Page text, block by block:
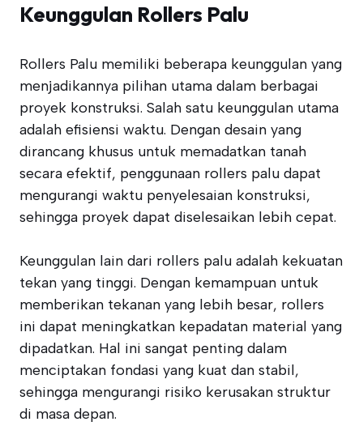
Keunggulan Rollers Palu
Rollers Palu memiliki beberapa keunggulan yang
menjadikannya pilihan utama dalam berbagai
proyek konstruksi. Salah satu keunggulan utama
adalah efisiensi waktu. Dengan desain yang
dirancang khusus untuk memadatkan tanah
secara efektif, penggunaan rollers palu dapat
mengurangi waktu penyelesaian konstruksi,
sehingga proyek dapat diselesaikan lebih cepat.
Keunggulan lain dari rollers palu adalah kekuatan
tekan yang tinggi. Dengan kemampuan untuk
memberikan tekanan yang lebih besar, rollers
ini dapat meningkatkan kepadatan material yang
dipadatkan. Hal ini sangat penting dalam
menciptakan fondasi yang kuat dan stabil,
sehingga mengurangi risiko kerusakan struktur
di masa depan.